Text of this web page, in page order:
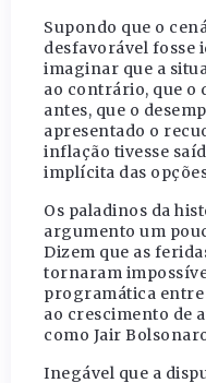
Supondo que o
desfavorável fosse
imaginar que a
ao contrário, que o
antes, que o
apresentado o
inflação tivesse
implícita das
Os paladinos da
argumento um
Dizem que as
tornaram
programática entre
ao crescimento de
como Jair
Inegável que a